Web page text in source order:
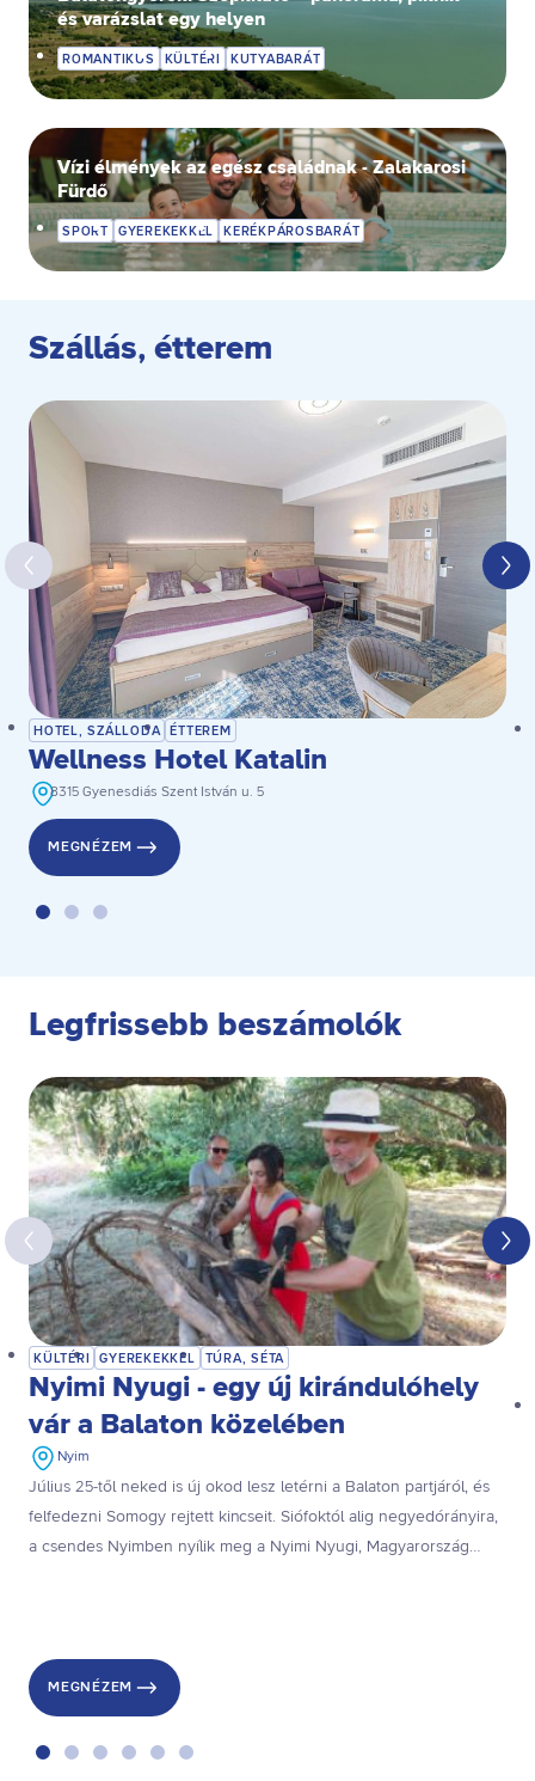
Ön a hozzájárulását bármikor visszavonhatja a weboldal
ezen sütikezelési felületén keresztül. A hozzájárulás
visszavonása nem érinti a hozzájáruláson alapuló, a
visszavonás előtti adatkezelés jogszerűségét.
és varázslat egy helyen
ROMANTIKUS KÜLTÉRI KUTYABARÁT
Vízi élmények az egész családnak - Zalakarosi
Fürdő
SPORT GYEREKEKKEL KERÉKPÁROSBARÁT
Szállás, étterem
HOTEL, SZÁLLODA ÉTTEREM
Wellness Hotel Katalin
8315 Gyenesdiás Szent István u. 5
MEGNÉZEM
Legfrissebb beszámolók
KÜLTÉRI GYEREKEKKEL TÚRA, SÉTA
Nyimi Nyugi - egy új kirándulóhely
vár a Balaton közelében
Nyim
Július 25-től neked is új okod lesz letérni a Balaton partjáról, és
felfedezni Somogy rejtett kincseit. Siófoktól alig negyedórányira,
a csendes Nyimben nyílik meg a Nyimi Nyugi, Magyarország
MEGNÉZEM